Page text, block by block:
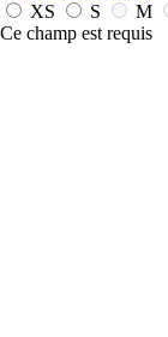
XS
S M
Ce champ est requis